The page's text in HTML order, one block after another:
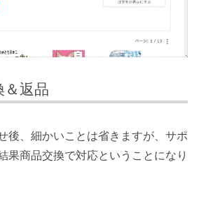
＆返品
後、細かいことは省きますが、サポ
果商品交換で対応ということになり